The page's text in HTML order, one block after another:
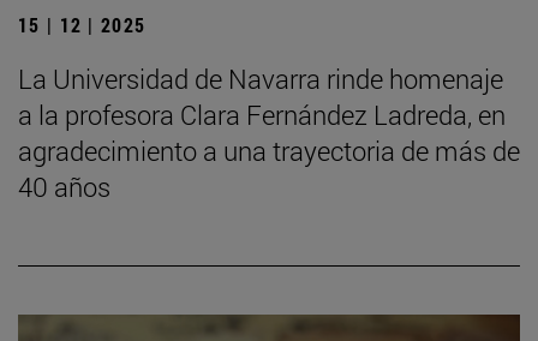
15 | 12 | 2025
La Universidad de Navarra rinde homenaje
a la profesora Clara Fernández Ladreda, en
agradecimiento a una trayectoria de más de
40 años